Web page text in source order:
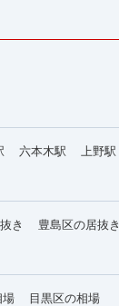
六本木駅
上野駅
き
豊島区の居抜き
場 目黒区の相場